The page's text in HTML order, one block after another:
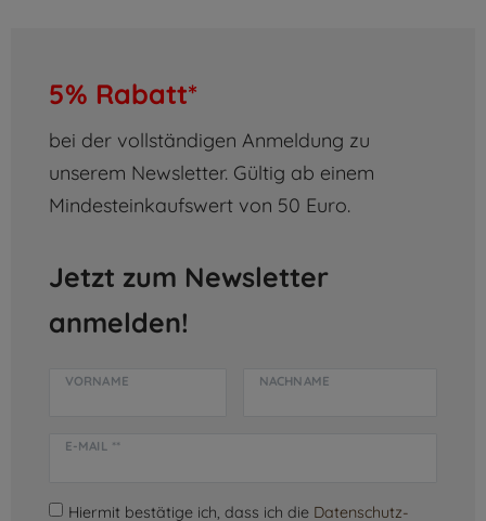
5% Rabatt*
bei der vollständigen Anmeldung zu
unserem Newsletter. Gültig ab einem
Mindesteinkaufswert von 50 Euro.
Jetzt zum Newsletter
anmelden!
VORNAME NACHNAME
E-MAIL **
Hiermit bestätige ich, dass ich die Daten­schutz­